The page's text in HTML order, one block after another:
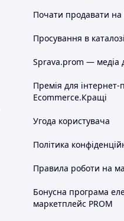
Почати продавати на
Просування в
Sprava.prom — медіа
Премія для інтернет-
Ecommerce.Кращі
Угода користувача
Політика
Правила роботи на
Бонусна програма
маркетплейс PROM